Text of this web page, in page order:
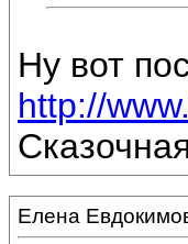
Ну вот
http://
Елена